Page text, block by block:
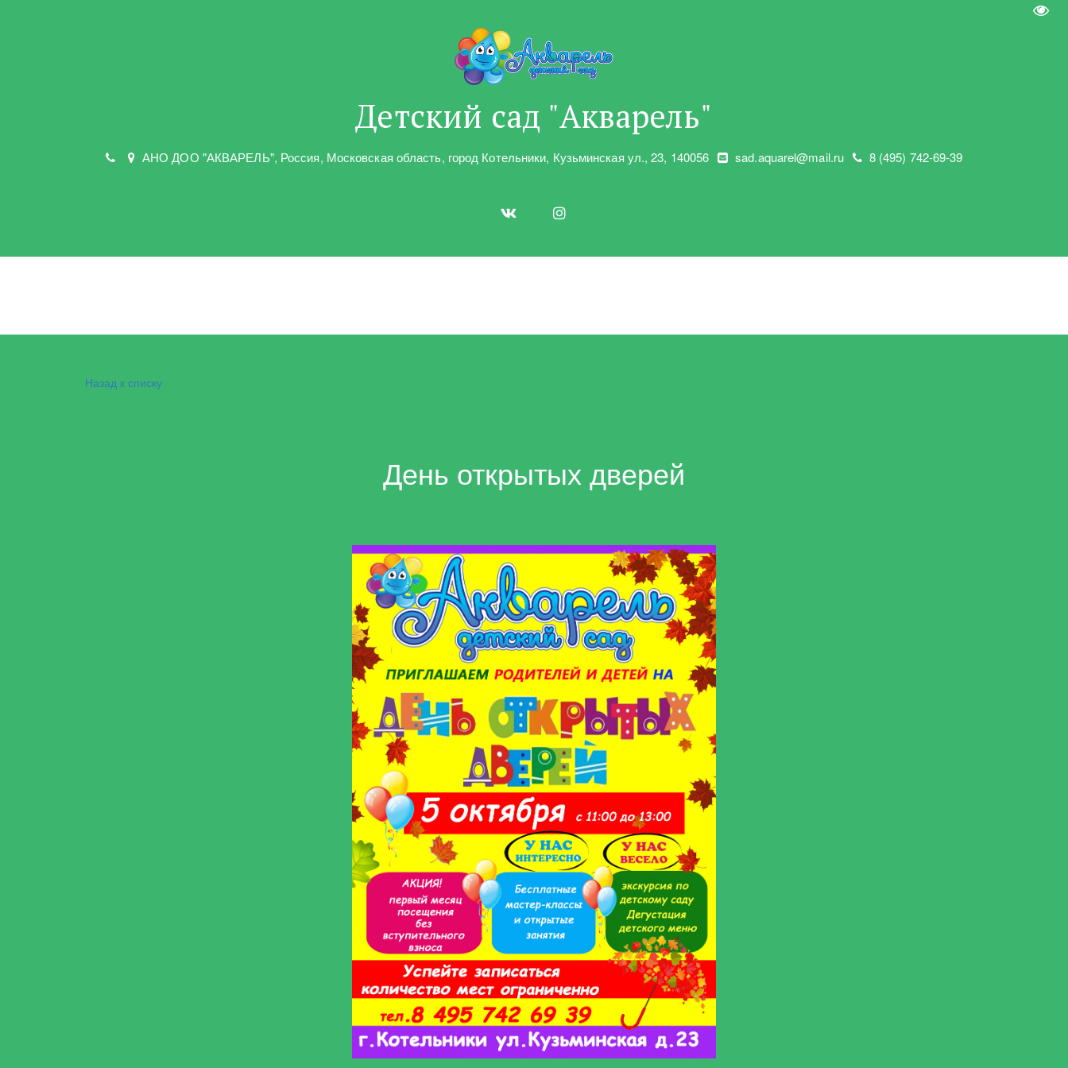
Детский сад "Акварель"
АНО ДОО "АКВАРЕЛЬ", Россия, Московская область, город Котельники, Кузьминская ул.,23, 140056 sad.aquarel@mail.ru 8 (495) 742-69-39
Назад к списку
День открытых дверей